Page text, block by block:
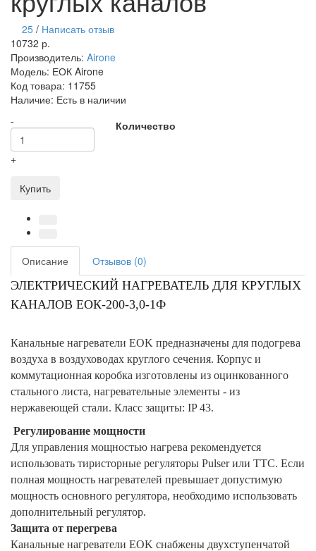
25 / Написать отзыв
10732 р.
Производитель: Airone
Модель: ЕОК Airone
Код товара: 11755
Наличие: Есть в наличии
Количество
-
+
Купить
Описание
Отзывов (0)
ЭЛЕКТРИЧЕСКИЙ НАГРЕВАТЕЛЬ ДЛЯ КРУГЛЫХ
КАНАЛОВ ЕОК-200-3,0-1Ф
Канальные нагреватели EOK предназначены для подогрева
воздуха в воздуховодах круглого сечения. Корпус и
коммутационная коробка изготовлены из оцинкованного
стального листа, нагревательные элементы - из
нержавеющей стали. Класс защиты: IP 43.
Регулирование мощности
Для управления мощностью нагрева рекомендуется
использовать тиристорные регуляторы Pulser или TTC. Если
полная мощность нагревателей превышает допустимую
мощность основного регулятора, необходимо использовать
дополнительный регулятор.
Защита от перегрева
Канальные нагреватели EOK снабжены двухступенчатой